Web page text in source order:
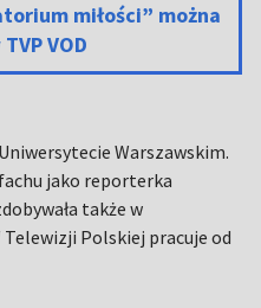
miłości” można
VOD
Warszawskim.
jako reporterka
także w
Polskiej pracuje od